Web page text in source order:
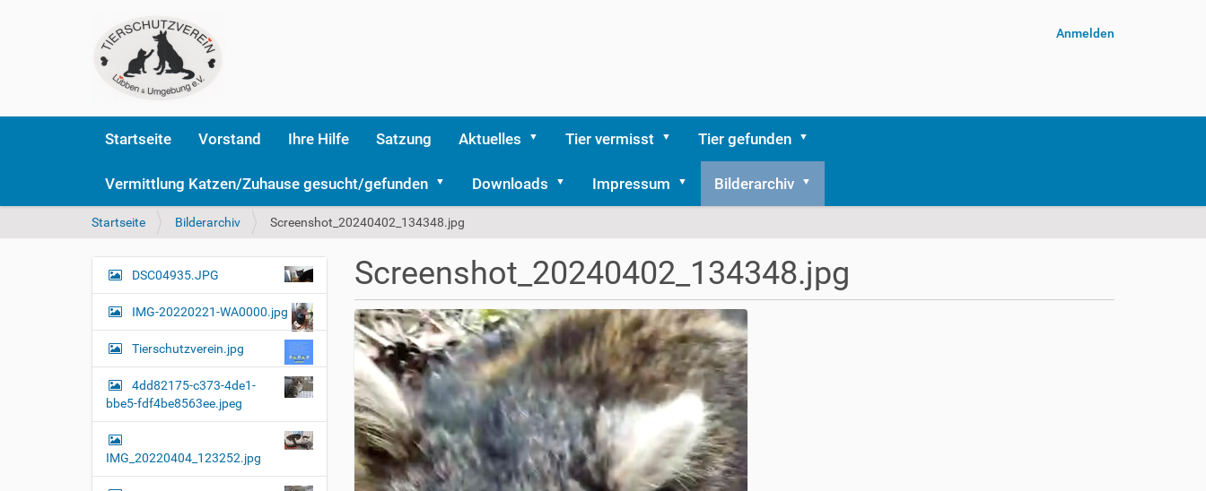
Anmelden
Startseite Vorstand Ihre Hilfe Satzung Aktuelles Tier vermisst Tier gefunden
Vermittlung Katzen/Zuhause gesucht/gefunden Downloads Impressum Bilderarchiv
S
e
i
d
i
Startseite Bilderarchiv Screenshot_20240402_134348.jpg
Screenshot_20240402_134348.jpg
N
i
g
a
t
i
o
n
DSC04935.JPG
IMG-20220221-WA0000.jpg
Tierschutzverein.jpg
4dd82175-c373-4de1-
bbe5-fdf4be8563ee.jpeg
IMG_20220404_123252.jpg